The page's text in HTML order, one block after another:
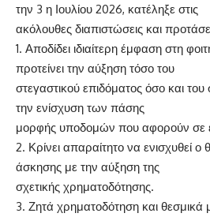
την 3 η Ιουλίου 2026, κατέληξε στις
ακόλουθες διαπιστώσεις και
1. Αποδίδει ιδιαίτερη έμφαση στη
προτείνει την αύξηση τόσο του
στεγαστικού επιδόματος όσο και του
την ενίσχυση των πάσης
μορφής υποδομών που αφορούν σε
2. Κρίνει απαραίτητο να ενισχυθεί ο
άσκησης με την αύξηση της
σχετικής χρηματοδότησης.
3. Ζητά χρηματοδότηση και θεσμικά